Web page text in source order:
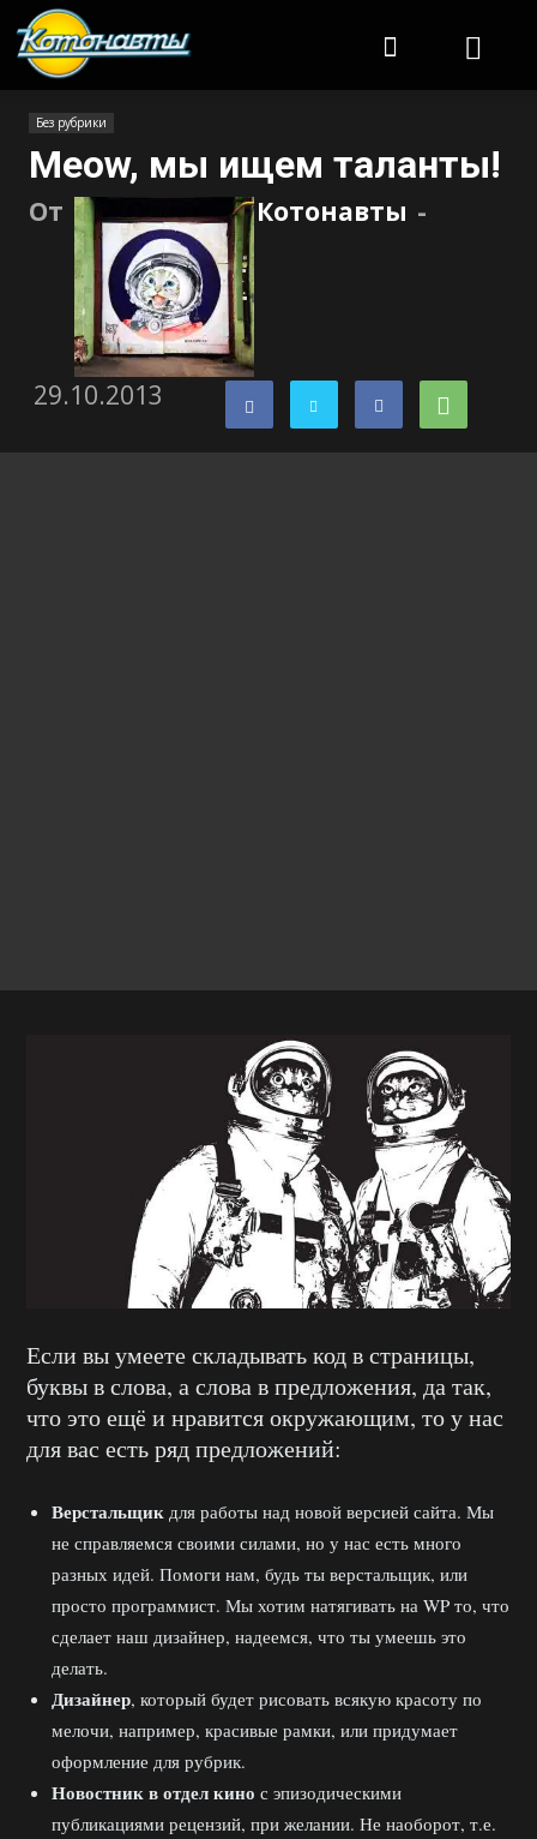
Без рубрики
Meow, мы ищем таланты!
От Котонавты -
29.10.2013
Если вы умеете складывать код в страницы,
буквы в слова, а слова в предложения, да так,
что это ещё и нравится окружающим, то у нас
для вас есть ряд предложений:
Верстальщик для работы над новой версией сайта. Мы
не справляемся своими силами, но у нас есть много
разных идей. Помоги нам, будь ты верстальщик, или
просто программист. Мы хотим натягивать на WP то, что
сделает наш дизайнер, надеемся, что ты умеешь это
делать.
Дизайнер, который будет рисовать всякую красоту по
мелочи, например, красивые рамки, или придумает
оформление для рубрик.
Новостник в отдел кино с эпизодическими
публикациями рецензий, при желании. Не наоборот, т.е.